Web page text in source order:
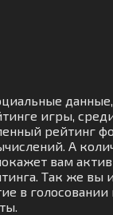
игры,
рейтинг
А
вам
Так же вы
в